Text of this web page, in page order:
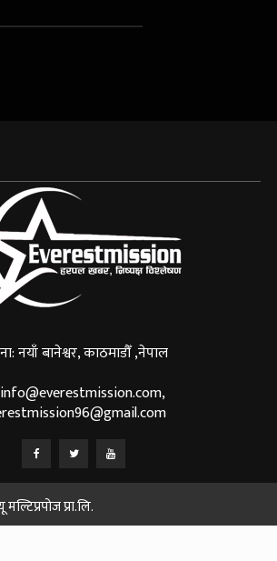
नयाँ बानेश्वर, काठमाडौँ ,नेपाल
info@everestmission.com,
प्रा.लि.